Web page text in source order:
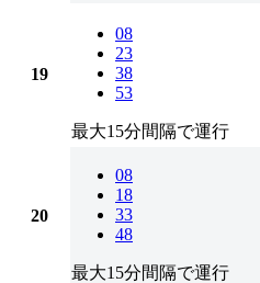
19
08
23
38
53
最大15分間隔で運行
20
08
18
33
48
最大15分間隔で運行